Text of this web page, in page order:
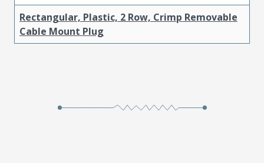
Rectangular, Plastic, 2 Row, Crimp Removable
Cable Mount Plug